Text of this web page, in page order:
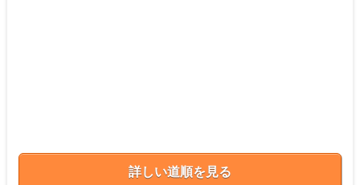
詳しい道順を見る